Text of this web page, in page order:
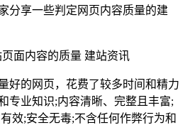
分享一些判定网页内容质量的建
好的网页，花费了较多时间和精力
专业知识;内容清晰、完整且丰富;
效;安全无毒;不含任何作弊行为和